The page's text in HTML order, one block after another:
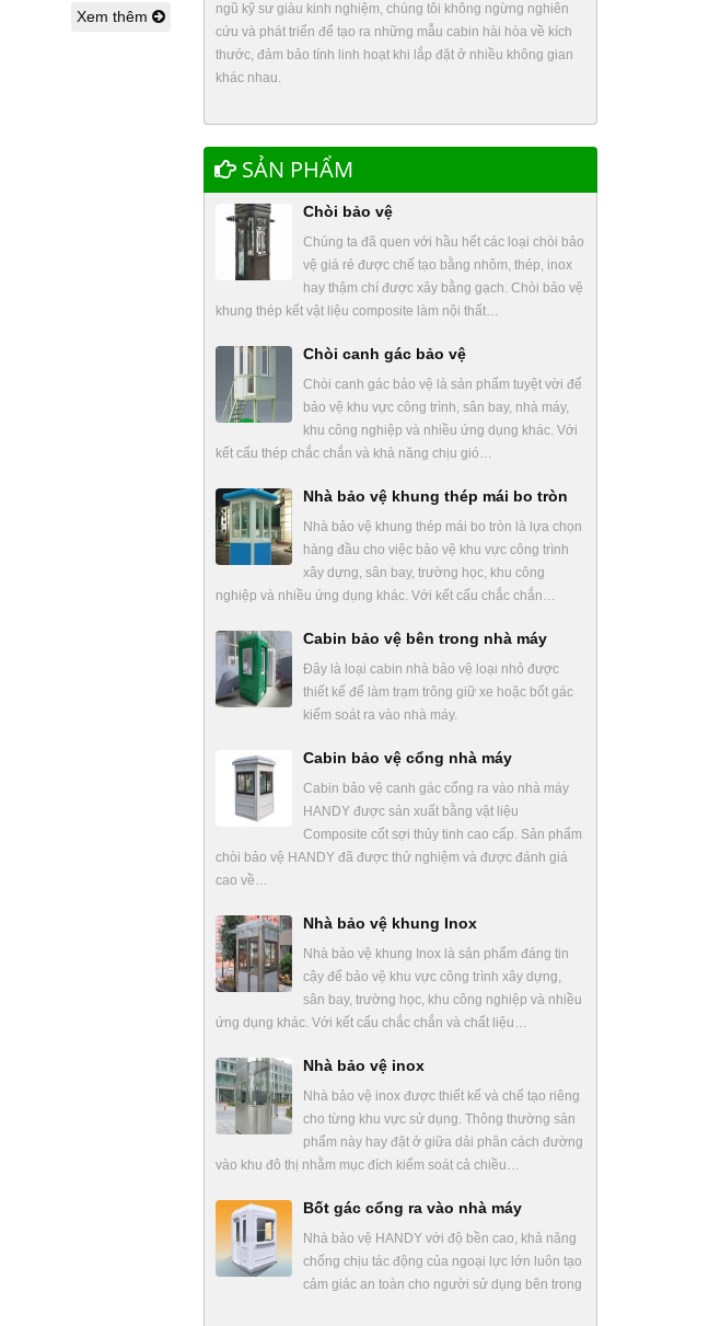
Xem thêm
ngũ kỹ sư giàu kinh nghiệm, chúng tôi không ngừng nghiên
cứu và phát triển để tạo ra những mẫu cabin hài hòa về kích
thước, đảm bảo tính linh hoạt khi lắp đặt ở nhiều không gian
khác nhau.
SẢN PHẨM
Chòi bảo vệ
Chúng ta đã quen với hầu hết các loại chòi bảo
vệ giá rẻ được chế tạo bằng nhôm, thép, inox
hay thậm chí được xây bằng gạch. Chòi bảo vệ
khung thép kết vật liệu composite làm nội thất…
Chòi canh gác bảo vệ
Chòi canh gác bảo vệ là sản phẩm tuyệt vời để
bảo vệ khu vực công trình, sân bay, nhà máy,
khu công nghiệp và nhiều ứng dụng khác. Với
kết cấu thép chắc chắn và khả năng chịu gió…
Nhà bảo vệ khung thép mái bo tròn
Nhà bảo vệ khung thép mái bo tròn là lựa chọn
hàng đầu cho việc bảo vệ khu vực công trình
xây dựng, sân bay, trường học, khu công
nghiệp và nhiều ứng dụng khác. Với kết cấu chắc chắn…
Cabin bảo vệ bên trong nhà máy
Đây là loại cabin nhà bảo vệ loại nhỏ được
thiết kế để làm trạm trông giữ xe hoặc bốt gác
kiểm soát ra vào nhà máy.
Cabin bảo vệ cổng nhà máy
Cabin bảo vệ canh gác cổng ra vào nhà máy
HANDY được sản xuất bằng vật liệu
Composite cốt sợi thủy tinh cao cấp. Sản phẩm
chòi bảo vệ HANDY đã được thử nghiệm và được đánh giá
cao về…
Nhà bảo vệ khung Inox
Nhà bảo vệ khung Inox là sản phẩm đáng tin
cậy để bảo vệ khu vực công trình xây dựng,
sân bay, trường học, khu công nghiệp và nhiều
ứng dụng khác. Với kết cấu chắc chắn và chất liệu…
Nhà bảo vệ inox
Nhà bảo vệ inox được thiết kế và chế tạo riêng
cho từng khu vực sử dụng. Thông thường sản
phẩm này hay đặt ở giữa dải phân cách đường
vào khu đô thị nhằm mục đích kiểm soát cả chiều…
Bốt gác cổng ra vào nhà máy
Nhà bảo vệ HANDY với độ bền cao, khả năng
chống chịu tác động của ngoại lực lớn luôn tạo
cảm giác an toàn cho người sử dụng bên trong